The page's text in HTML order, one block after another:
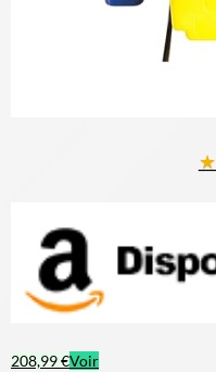
★
208,99 €Voir